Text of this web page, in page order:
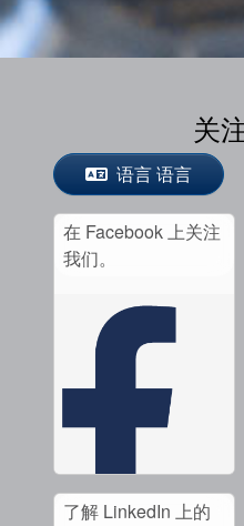
关
语言 语言
在 Facebook 上关注
我们。
了解 LinkedIn 上的